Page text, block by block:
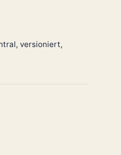
versioniert,